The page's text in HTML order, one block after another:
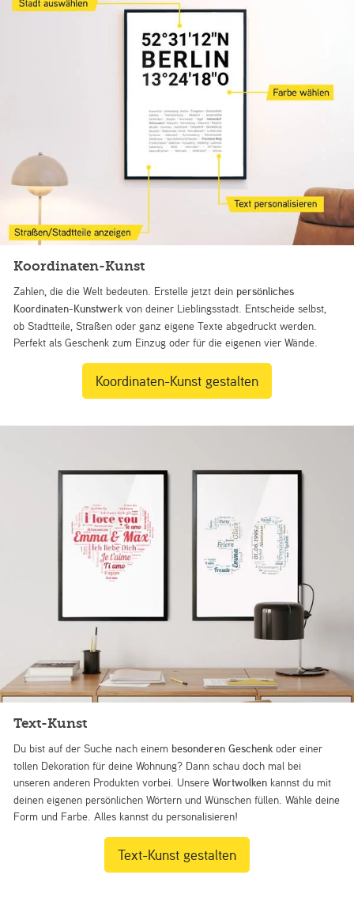
Koordinaten-Kunst
Zahlen, die die Welt bedeuten. Erstelle jetzt dein persönliches
Koordinaten-Kunstwerk von deiner Lieblingsstadt. Entscheide selbst,
ob Stadtteile, Straßen oder ganz eigene Texte abgedruckt werden.
Perfekt als Geschenk zum Einzug oder für die eigenen vier Wände.
Koordinaten-Kunst gestalten
Text-Kunst
Du bist auf der Suche nach einem besonderen Geschenk oder einer
tollen Dekoration für deine Wohnung? Dann schau doch mal bei
unseren anderen Produkten vorbei. UnsereWortwolken kannst du mit
deinen eigenen persönlichen Wörtern und Wünschen füllen. Wähle deine
Form und Farbe. Alles kannst du personalisieren!
Text-Kunst gestalten